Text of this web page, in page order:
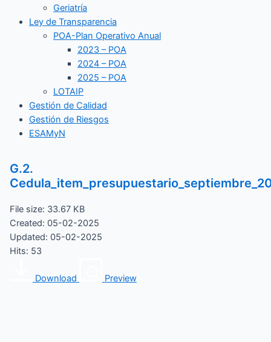
Geriatría
Ley de Transparencia
POA-Plan Operativo Anual
2023 – POA
2024 – POA
2025 – POA
LOTAIP
Gestión de Calidad
Gestión de Riesgos
ESAMyN
G.2.
File size: 33.67 KB
Created: 05-02-2025
Updated: 05-02-2025
Hits: 53
Download Preview